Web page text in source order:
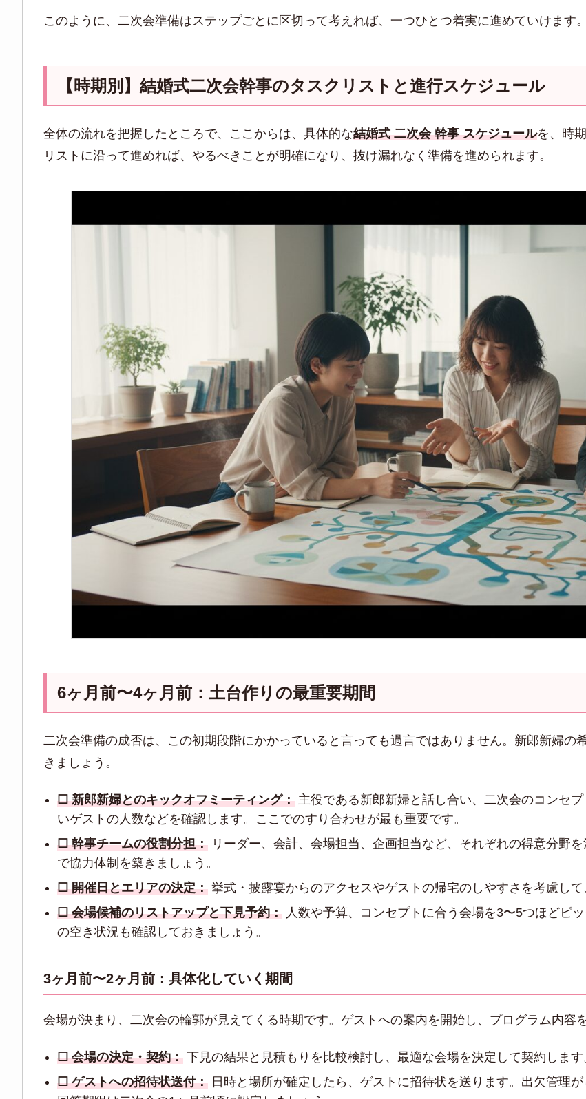
このように、二次会準備はステップごとに区切って考えれば、一つひとつ着実に進めていけます。
【時期別】結婚式二次会幹事のタスクリストと進行スケジュール
全体の流れを把握したところで、ここからは、具体的な結婚式 二次会 幹事 スケジュールを、時
リストに沿って進めれば、やるべきことが明確になり、抜け漏れなく準備を進められます。
6ヶ月前〜4ヶ月前：土台作りの最重要期間
二次会準備の成否は、この初期段階にかかっていると言っても過言ではありません。新郎新婦の
きましょう。
☐ 新郎新婦とのキックオフミーティング： 主役である新郎新婦と話し合い、二次会のコンセ
いゲストの人数などを確認します。ここでのすり合わせが最も重要です。
☐ 幹事チームの役割分担： リーダー、会計、会場担当、企画担当など、それぞれの得意分野
で協力体制を築きましょう。
☐ 開催日とエリアの決定： 挙式・披露宴からのアクセスやゲストの帰宅のしやすさを考慮し
☐ 会場候補のリストアップと下見予約： 人数や予算、コンセプトに合う会場を3〜5つほどピ
の空き状況も確認しておきましょう。
3ヶ月前〜2ヶ月前：具体化していく期間
会場が決まり、二次会の輪郭が見えてくる時期です。ゲストへの案内を開始し、プログラム内容
☐ 会場の決定・契約： 下見の結果と見積もりを比較検討し、最適な会場を決定して契約しま
☐ ゲストへの招待状送付： 日時と場所が確定したら、ゲストに招待状を送ります。出欠管理